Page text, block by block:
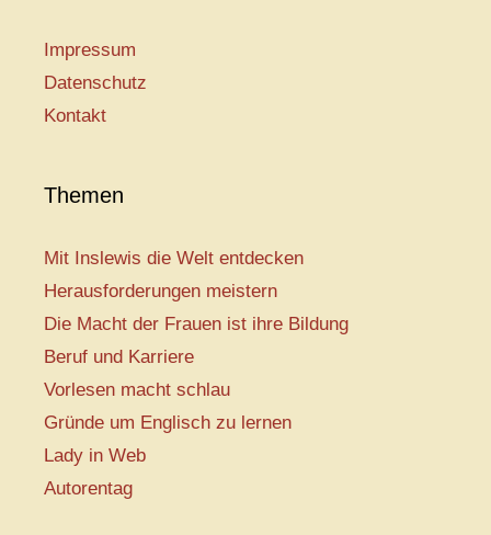
Impressum
Datenschutz
Kontakt
Themen
Mit Inslewis die Welt entdecken
Herausforderungen meistern
Die Macht der Frauen ist ihre Bildung
Beruf und Karriere
Vorlesen macht schlau
Gründe um Englisch zu lernen
Lady in Web
Autorentag